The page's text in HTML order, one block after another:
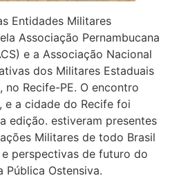
Entidades Militares
Associação Pernambucana
e a Associação Nacional
dos Militares Estaduais
no Recife-PE. O encontro
e a cidade do Recife foi
edição. estiveram presentes
Militares de todo Brasil
perspectivas de futuro do
Pública Ostensiva.